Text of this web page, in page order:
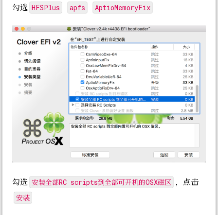
勾选 HFSPlus apfs AptioMemoryFix
勾选 安装全部RC scripts到全部可开机的OSX磁区 ，点击
安装